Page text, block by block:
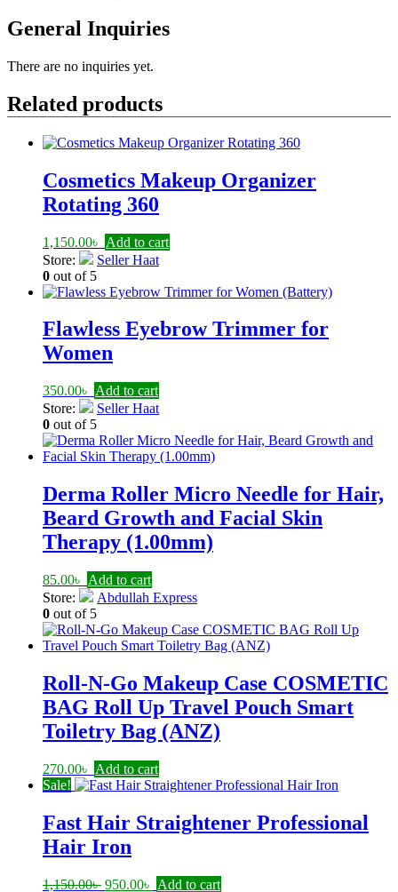
General Inquiries
There are no inquiries yet.
Related products
Cosmetics Makeup Organizer
Rotating 360
1,150.00৳ Add to cart
Store:
Seller Haat
0 out of 5
Flawless Eyebrow Trimmer for
Women
350.00৳ Add to cart
Store:
Seller Haat
0 out of 5
Derma Roller Micro Needle for Hair,
Beard Growth and Facial Skin
Therapy (1.00mm)
85.00৳ Add to cart
Store:
Abdullah Express
0 out of 5
Roll-N-Go Makeup Case COSMETIC
BAG Roll Up Travel Pouch Smart
Toiletry Bag (ANZ)
270.00৳ Add to cart
Sale!
Fast Hair Straightener Professional
Hair Iron
1,150.00৳ Original
950.00৳
Current
Add to cart